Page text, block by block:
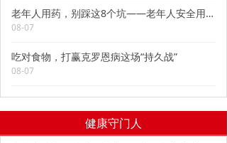
老年人用药，别踩这8个坑——老年人安全用药科普
08-07
吃对食物，打赢克罗恩病这场“持久战”
08-07
健康守门人